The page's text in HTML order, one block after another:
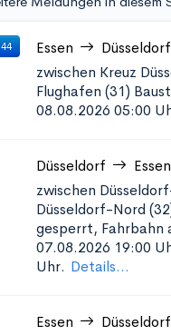
Essen Düsseldorf
zwischen Kreuz
Flughafen (31)
08.08.2026 05:00
Düsseldorf Essen
zwischen
Düsseldorf-Nord
gesperrt, Fahrbahn
07.08.2026 19:00
Uhr. Details...
Essen Düsseldorf